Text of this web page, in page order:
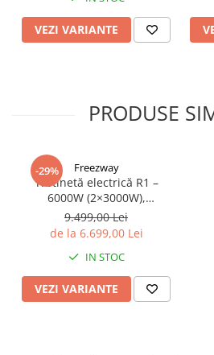
Unelte & truse
Adezivi & pastă termoconductoare
Șuruburi / kituri prindere
VEZI VARIANTE
PRODUSE
-29% Freezway
Trotinetă electrică R1 –
6000W (2×3000W),
autonomie 100 km, viteză
90 km/h, suspensie dublă,
9.499,00 Lei
de la 6.699,00 Lei
IN STOC
VEZI VARIANTE